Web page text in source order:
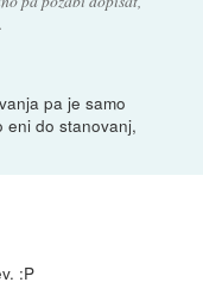
pa je samo
eni do stanovanj,
:P